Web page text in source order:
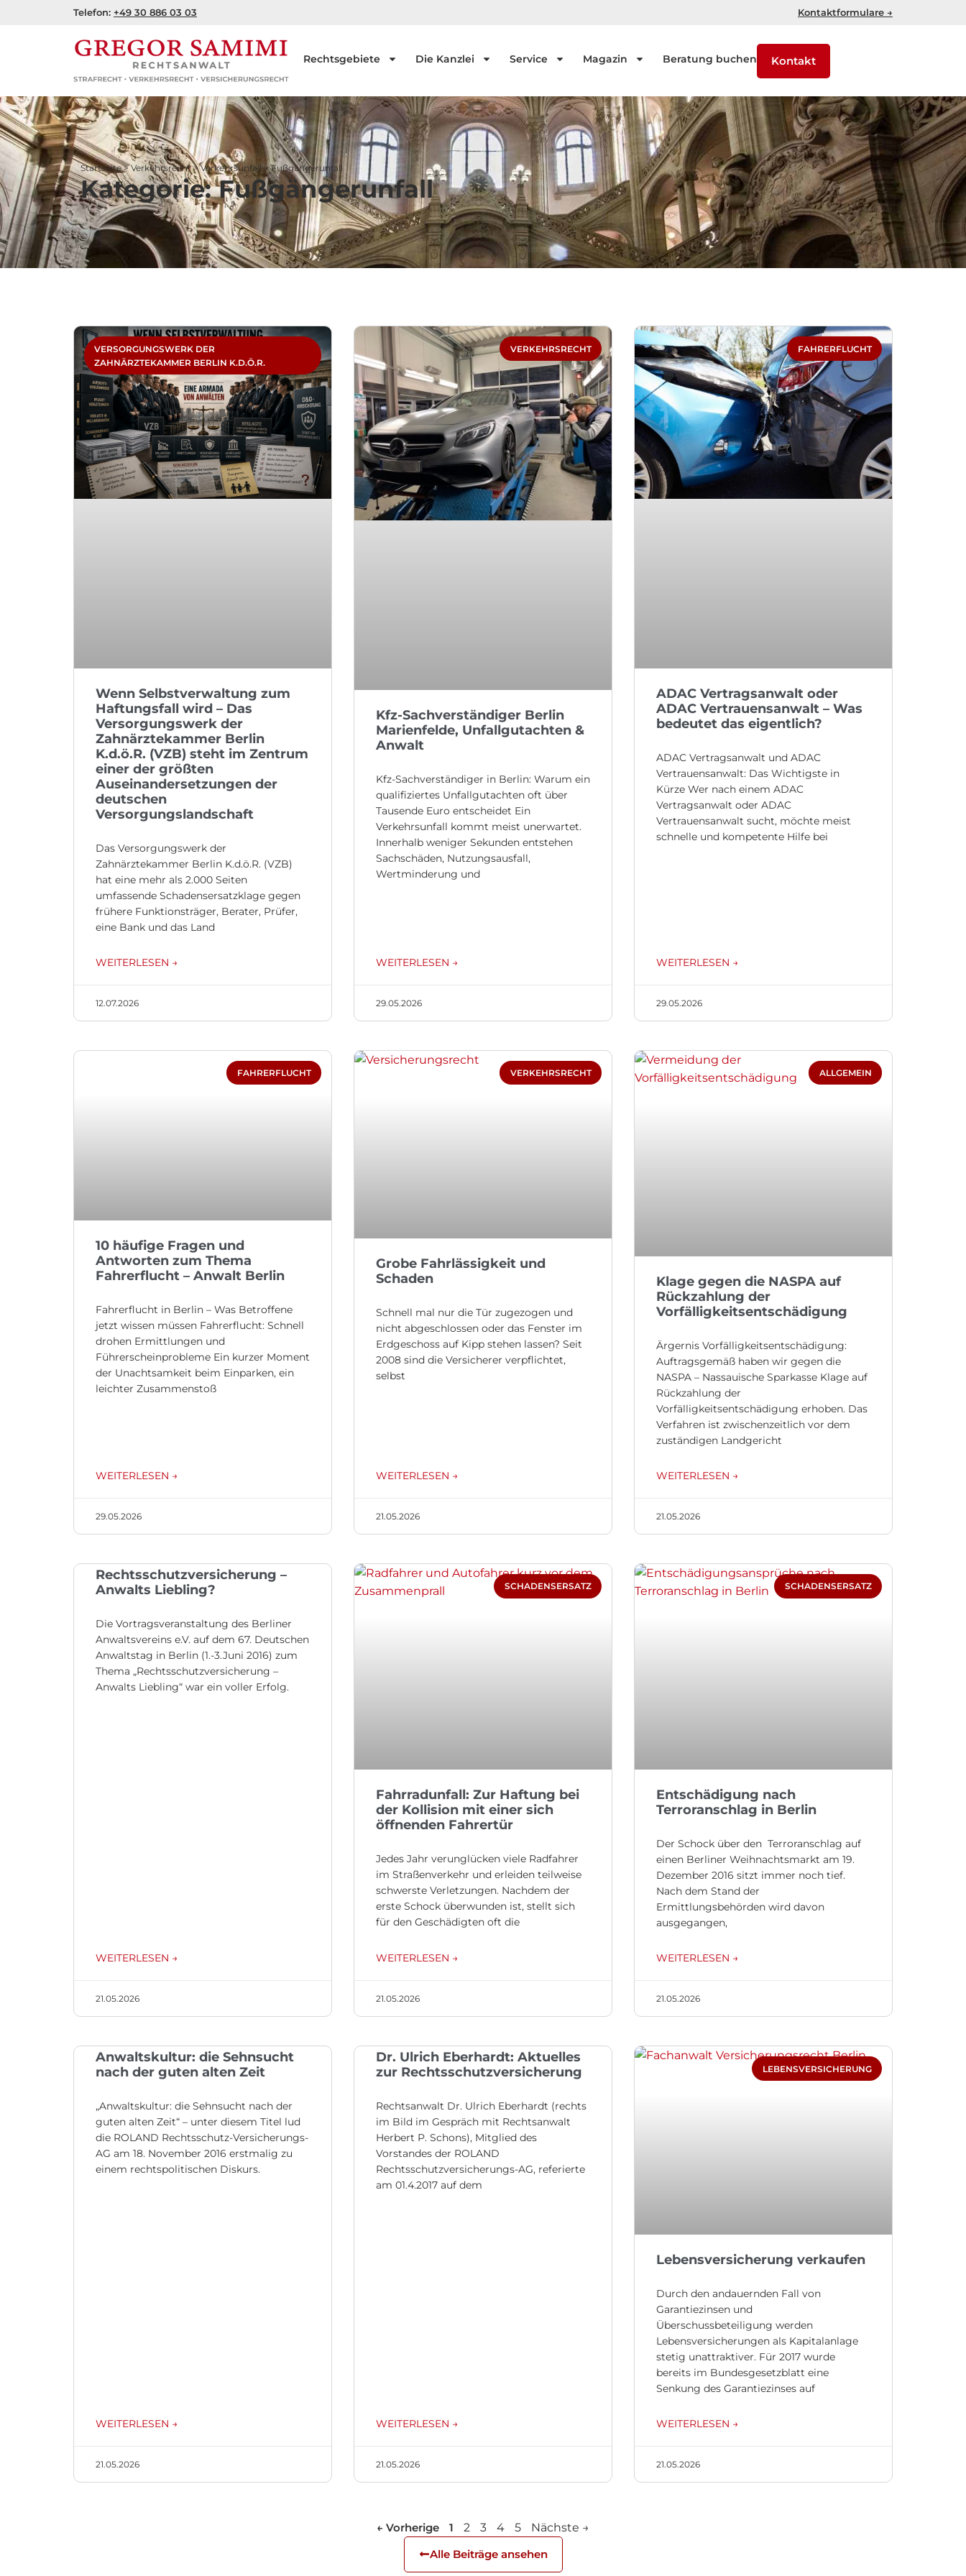
Telefon: +49 30 886 03 03 Kontaktformulare →
Rechtsgebiete Die Kanzlei Service Magazin Beratung buchen Kontakt
Startseite>Verkehrsrecht>Verkehrsunfall>Fußgängerunfall
Kategorie: Fußgängerunfall
VERSORGUNGSWERK DER
ZAHNÄRZTEKAMMER BERLIN K.D.Ö.R.
Wenn Selbstverwaltung zum
Haftungsfall wird – Das
Versorgungswerk der
Zahnärztekammer Berlin
K.d.ö.R. (VZB) steht im Zentrum
einer der größten
Auseinandersetzungen der
deutschen
Versorgungslandschaft
Das Versorgungswerk der
Zahnärztekammer Berlin K.d.ö.R. (VZB)
hat eine mehr als 2.000 Seiten
umfassende Schadensersatzklage gegen
frühere Funktionsträger, Berater, Prüfer,
eine Bank und das Land
WEITERLESEN →
12.07.2026
VERKEHRSRECHT
Kfz-Sachverständiger Berlin
Marienfelde, Unfallgutachten &
Anwalt
Kfz-Sachverständiger in Berlin: Warum ein
qualifiziertes Unfallgutachten oft über
Tausende Euro entscheidet Ein
Verkehrsunfall kommt meist unerwartet.
Innerhalb weniger Sekunden entstehen
Sachschäden, Nutzungsausfall,
Wertminderung und
WEITERLESEN →
29.05.2026
FAHRERFLUCHT
ADAC Vertragsanwalt oder
ADAC Vertrauensanwalt – Was
bedeutet das eigentlich?
ADAC Vertragsanwalt und ADAC
Vertrauensanwalt: Das Wichtigste in
Kürze Wer nach einem ADAC
Vertragsanwalt oder ADAC
Vertrauensanwalt sucht, möchte meist
schnelle und kompetente Hilfe bei
WEITERLESEN →
29.05.2026
FAHRERFLUCHT
10 häufige Fragen und
Antworten zum Thema
Fahrerflucht – Anwalt Berlin
Fahrerflucht in Berlin – Was Betroffene
jetzt wissen müssen Fahrerflucht: Schnell
drohen Ermittlungen und
Führerscheinprobleme Ein kurzer Moment
der Unachtsamkeit beim Einparken, ein
leichter Zusammenstoß
WEITERLESEN →
29.05.2026
VERKEHRSRECHT
Grobe Fahrlässigkeit und
Schaden
Schnell mal nur die Tür zugezogen und
nicht abgeschlossen oder das Fenster im
Erdgeschoss auf Kipp stehen lassen? Seit
2008 sind die Versicherer verpflichtet,
selbst
WEITERLESEN →
21.05.2026
ALLGEMEIN
Klage gegen die NASPA auf
Rückzahlung der
Vorfälligkeitsentschädigung
Ärgernis Vorfälligkeitsentschädigung:
Auftragsgemäß haben wir gegen die
NASPA – Nassauische Sparkasse Klage auf
Rückzahlung der
Vorfälligkeitsentschädigung erhoben. Das
Verfahren ist zwischenzeitlich vor dem
zuständigen Landgericht
WEITERLESEN →
21.05.2026
Rechtsschutzversicherung –
Anwalts Liebling?
Die Vortragsveranstaltung des Berliner
Anwaltsvereins e.V. auf dem 67. Deutschen
Anwaltstag in Berlin (1.-3.Juni 2016) zum
Thema „Rechtsschutzversicherung –
Anwalts Liebling“ war ein voller Erfolg.
WEITERLESEN →
21.05.2026
SCHADENSERSATZ
Fahrradunfall: Zur Haftung bei
der Kollision mit einer sich
öffnenden Fahrertür
Jedes Jahr verunglücken viele Radfahrer
im Straßenverkehr und erleiden teilweise
schwerste Verletzungen. Nachdem der
erste Schock überwunden ist, stellt sich
für den Geschädigten oft die
WEITERLESEN →
21.05.2026
SCHADENSERSATZ
Entschädigung nach
Terroranschlag in Berlin
Der Schock über den Terroranschlag auf
einen Berliner Weihnachtsmarkt am 19.
Dezember 2016 sitzt immer noch tief.
Nach dem Stand der
Ermittlungsbehörden wird davon
ausgegangen,
WEITERLESEN →
21.05.2026
Anwaltskultur: die Sehnsucht
nach der guten alten Zeit
„Anwaltskultur: die Sehnsucht nach der
guten alten Zeit“ – unter diesem Titel lud
die ROLAND Rechtsschutz-Versicherungs-
AG am 18. November 2016 erstmalig zu
einem rechtspolitischen Diskurs.
WEITERLESEN →
21.05.2026
Dr. Ulrich Eberhardt: Aktuelles
zur Rechtsschutzversicherung
Rechtsanwalt Dr. Ulrich Eberhardt (rechts
im Bild im Gespräch mit Rechtsanwalt
Herbert P. Schons), Mitglied des
Vorstandes der ROLAND
Rechtsschutzversicherungs-AG, referierte
am 01.4.2017 auf dem
WEITERLESEN →
21.05.2026
LEBENSVERSICHERUNG
Lebensversicherung verkaufen
Durch den andauernden Fall von
Garantiezinsen und
Überschussbeteiligung werden
Lebensversicherungen als Kapitalanlage
stetig unattraktiver. Für 2017 wurde
bereits im Bundesgesetzblatt eine
Senkung des Garantiezinses auf
WEITERLESEN →
21.05.2026
← Vorherige
Seite
1
Seite
2
Seite
3
Seite
4
Seite
5
Nächste →
Alle Beiträge ansehen